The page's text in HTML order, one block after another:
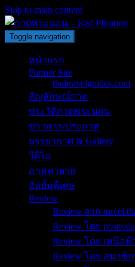
Skip to main content
Toggle navigation
หน้าแรก
Partner Site
thaitravelguides.com
สัญลักษณ์กาด
ประวัติกาดพระนอน
ข่าวสาร/ประกาศ
บรรยากาศ & Gallery
วีดีโอ
ภาพหายาก
อัลบั้มพิเศษ
Review
Review จาก
Review โดย
Review โดย เหนือฟ้
Review โดย สมาชิก